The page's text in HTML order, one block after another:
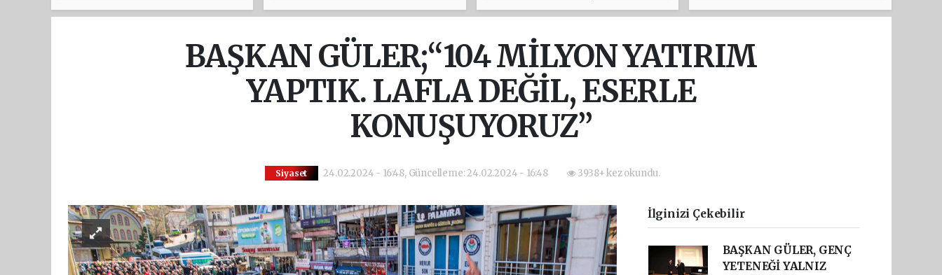
TAYFUN GÜRSOY PARKI'NDA
YILDIZLAR GEÇİDİ
USTAEL’İN MÜEBBET HAPİS
BAŞKAN GÜLER;“104 MİLYON YATIRIM
YAPTIK. LAFLA DEĞİL, ESERLE
KONUŞUYORUZ”
Siyaset 24.02.2024 - 16:48, Güncelleme: 24.02.2024 - 16:48 3938+ kez okundu.
İlginizi Çekebilir
BAŞKAN GÜLER, GENÇ
YETENEĞİ YALNIZ